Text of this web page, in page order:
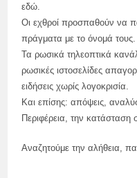
εδώ.
Οι εχθροί προσπαθούν να
πράγματα με το όνομά τους.
Τα ρωσικά τηλεοπτικά
ρωσικές ιστοσελίδες
ειδήσεις χωρίς λογοκρισία.
Και επίσης: απόψεις,
Περιφέρεια, την
Αναζητούμε την αλήθεια,